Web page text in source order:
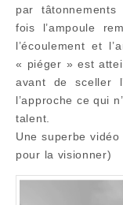
par tâtonnements
fois l’ampoule
l’écoulement et
« piéger » est
avant de sceller
l’approche ce qui
talent.
Une superbe
pour la visionner)